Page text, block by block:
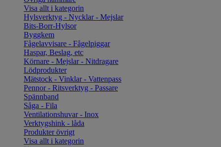
Visa allt i kategorin
Hylsverktyg - Nycklar - Mejslar
Bits-Borr-Hylsor
Byggkem
Fågelavvisare - Fågelpiggar
Haspar, Beslag, etc
Körnare - Mejslar - Nitdragare
Lödprodukter
Mätstock - Vinklar - Vattenpass
Pennor - Ritsverktyg - Passare
Spännband
Såga - Fila
Ventilationshuvar - Inox
Verktygshink - låda
Produkter övrigt
Visa allt i kategorin